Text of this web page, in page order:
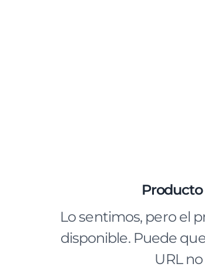
Lo sentimos, pero el
disponible. Puede
URL